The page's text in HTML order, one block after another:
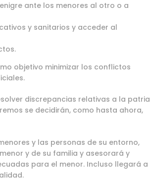
ante los menores al otro o a
y sanitarios y acceder al
objetivo minimizar los conflictos
discrepancias relativas a la patria
se decidirán, como hasta ahora,
y las personas de su entorno,
y de su familia y asesorará y
para el menor. Incluso llegará a